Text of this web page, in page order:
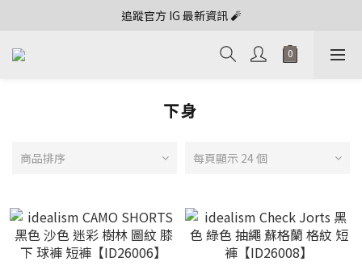
追蹤官方 IG 最新資訊 🧨
下身
商品排序 每頁顯示 24 個